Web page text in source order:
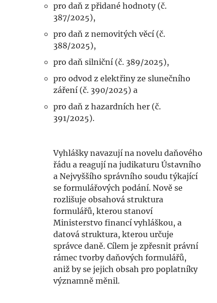
pro daň z přidané hodnoty (č.
387/2025),
pro daň z nemovitých věcí (č.
388/2025),
pro daň silniční (č. 389/2025),
pro odvod z elektřiny ze slunečního
záření (č. 390/2025) a
pro daň z hazardních her (č.
391/2025).
Vyhlášky navazují na novelu daňového
řádu a reagují na judikaturu Ústavního
a Nejvyššího správního soudu týkající
se formulářových podání. Nově se
rozlišuje obsahová struktura
formulářů, kterou stanoví
Ministerstvo financí vyhláškou, a
datová struktura, kterou určuje
správce daně. Cílem je zpřesnit právní
rámec tvorby daňových formulářů,
aniž by se jejich obsah pro poplatníky
významně měnil.